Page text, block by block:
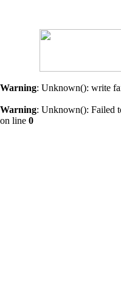
Warning: Unknown(): write
Warning: Unknown(): Failed
on line 0